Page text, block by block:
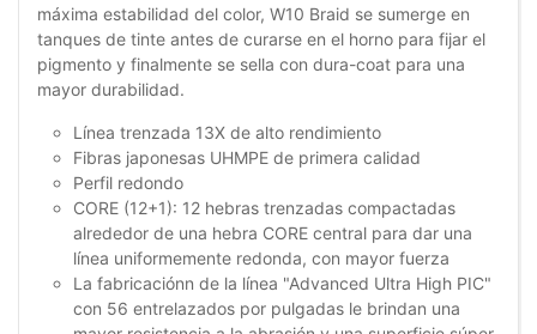
máxima estabilidad del color, W10 Braid se sumerge en
tanques de tinte antes de curarse en el horno para fijar el
pigmento y finalmente se sella con dura-coat para una
mayor durabilidad.
Línea trenzada 13X de alto rendimiento
Fibras japonesas UHMPE de primera calidad
Perfil redondo
CORE (12+1): 12 hebras trenzadas compactadas
alrededor de una hebra CORE central para dar una
línea uniformemente redonda, con mayor fuerza
La fabricaciónn de la línea "Advanced Ultra High PIC"
con 56 entrelazados por pulgadas le brindan una